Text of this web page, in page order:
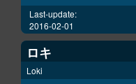
Last-update:
2016-02-01
ロキ
Loki